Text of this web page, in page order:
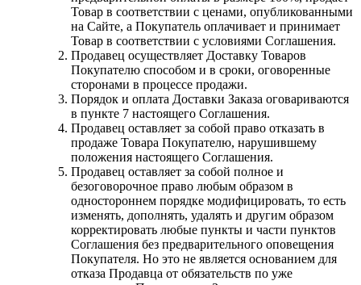
Товар в соответствии с ценами, опубликованными
на Сайте, а Покупатель оплачивает и принимает
Товар в соответствии с условиями Соглашения.
Продавец осуществляет Доставку Товаров
Покупателю способом и в сроки, оговоренные
сторонами в процессе продажи.
Порядок и оплата Доставки Заказа оговариваются
в пункте 7 настоящего Соглашения.
Продавец оставляет за собой право отказать в
продаже Товара Покупателю, нарушившему
положения настоящего Соглашения.
Продавец оставляет за собой полное и
безоговорочное право любым образом в
одностороннем порядке модифицировать, то есть
изменять, дополнять, удалять и другим образом
корректировать любые пункты и части пунктов
Соглашения без предварительного оповещения
Покупателя. Но это не является основанием для
отказа Продавца от обязательств по уже